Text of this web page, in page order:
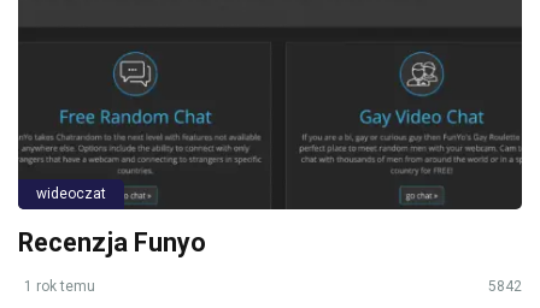
wideoczat
Recenzja Funyo
1 rok temu 5842